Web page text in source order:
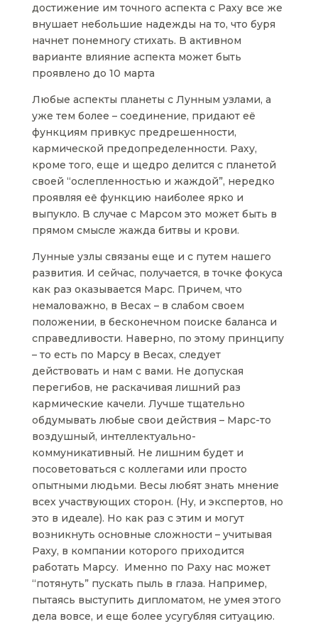
достижение им точного аспекта с Раху все же
внушает небольшие надежды на то, что буря
начнет понемногу стихать. В активном
варианте влияние аспекта может быть
проявлено до 10 марта
Любые аспекты планеты с Лунным узлами, а
уже тем более – соединение, придают её
функциям привкус предрешенности,
кармической предопределенности. Раху,
кроме того, еще и щедро делится с планетой
своей “ослепленностью и жаждой”, нередко
проявляя её функцию наиболее ярко и
выпукло. В случае с Марсом это может быть в
прямом смысле жажда битвы и крови.
Лунные узлы связаны еще и с путем нашего
развития. И сейчас, получается, в точке фокуса
как раз оказывается Марс. Причем, что
немаловажно, в Весах – в слабом своем
положении, в бесконечном поиске баланса и
справедливости. Наверно, по этому принципу
– то есть по Марсу в Весах, следует
действовать и нам с вами. Не допуская
перегибов, не раскачивая лишний раз
кармические качели. Лучше тщательно
обдумывать любые свои действия – Марс-то
воздушный, интеллектуально-
коммуникативный. Не лишним будет и
посоветоваться с коллегами или просто
опытными людьми. Весы любят знать мнение
всех участвующих сторон. (Ну, и экспертов, но
это в идеале). Но как раз с этим и могут
возникнуть основные сложности – учитывая
Раху, в компании которого приходится
работать Марсу. Именно по Раху нас может
“потянуть” пускать пыль в глаза. Например,
пытаясь выступить дипломатом, не умея этого
дела вовсе, и еще более усугубляя ситуацию.